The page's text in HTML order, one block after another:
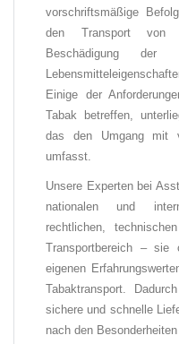
vorschriftsmäßige
den Transport von
Beschädigung
Einige der
Tabak betreffen,
das den Umgang mit
umfasst.
Unsere Experten bei
nationalen und
rechtlichen,
Transportbereich – sie
eigenen
Tabaktransport.
sichere und schnelle
nach den